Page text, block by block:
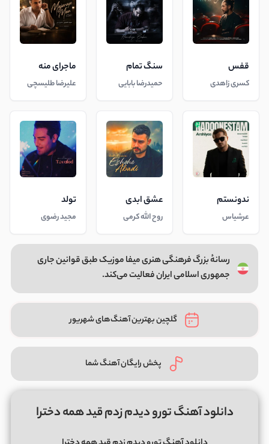
قفس
کسری زاهدی
سنگ تمام
حمیدرضا بابایی
ماجرای منه
علیرضا طلیسچی
ندونستم
عرشیاس
عشق ابدی
روح الله کرمی
تولد
مجید رضوی
رسانهٔ بزرگ فرهنگی هنری میفا موزیک طبق قوانین جاری
جمهوری اسلامی ایران فعالیت می‌کند.
گلچین بهترین آهنگ‌های شهریور
پخش رایگان آهنگ شما
دانلود آهنگ تورو دیدم زدم قید همه دخترا